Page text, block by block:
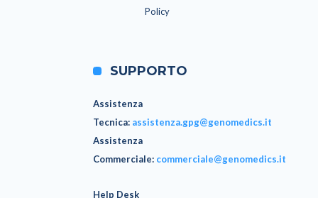
Policy
SUPPORTO
Assistenza
Tecnica: assistenza.gpg@genomedics.it
Assistenza
Commerciale: commerciale@genomedics.it
Help Desk